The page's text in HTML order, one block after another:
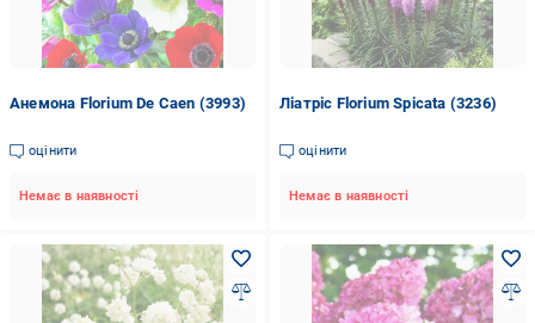
Анемона Florium De Caen (3993)
оцінити
Немає в наявності
Ліатріс Florium Spicata (3236)
оцінити
Немає в наявності